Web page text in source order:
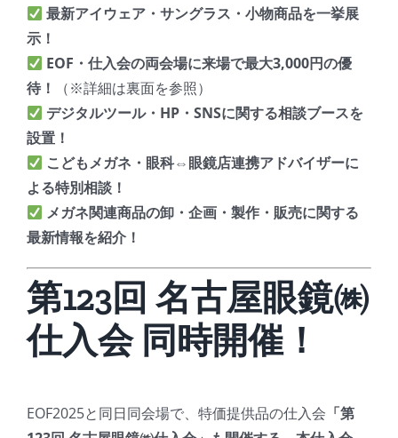
最新アイウェア・サングラス・小物商品を一挙展
示！
EOF・仕入会の両会場に来場で最大3,000円の優
待！
（※詳細は裏面を参照）
デジタルツール・HP・SNSに関する相談ブースを
設置！
こどもメガネ・眼科⇔眼鏡店連携アドバイザーに
よる特別相談！
メガネ関連商品の卸・企画・製作・販売に関する
最新情報を紹介！
第123回 名古屋眼鏡㈱
仕入会 同時開催！
EOF2025と同日同会場で、特価提供品の仕入会 「第